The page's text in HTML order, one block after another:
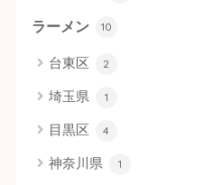
ラーメン 10
台東区 2
埼玉県 1
目黒区 4
神奈川県 1